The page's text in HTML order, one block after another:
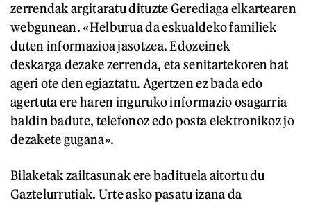
zerrendak argitaratu dituzte Gerediaga elkartearen
webgunean. «Helburua da eskualdeko familiek
duten informazioa jasotzea. Edozeinek
deskarga dezake zerrenda, eta senitartekoren bat
ageri ote den egiaztatu. Agertzen ez bada edo
agertuta ere haren inguruko informazio osagarria
baldin badute, telefonoz edo posta elektronikoz jo
dezakete gugana».
Bilaketak zailtasunak ere badituela aitortu du
Gaztelurrutiak. Urte asko pasatu izana da